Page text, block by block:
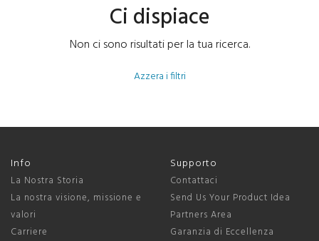
Ci dispiace
Non ci sono risultati per la tua ricerca.
Azzera i filtri
Info
La Nostra Storia
La nostra visione, missione e
valori
Carriere
Supporto
Contattaci
Send Us Your Product Idea
Partners Area
Garanzia di Eccellenza